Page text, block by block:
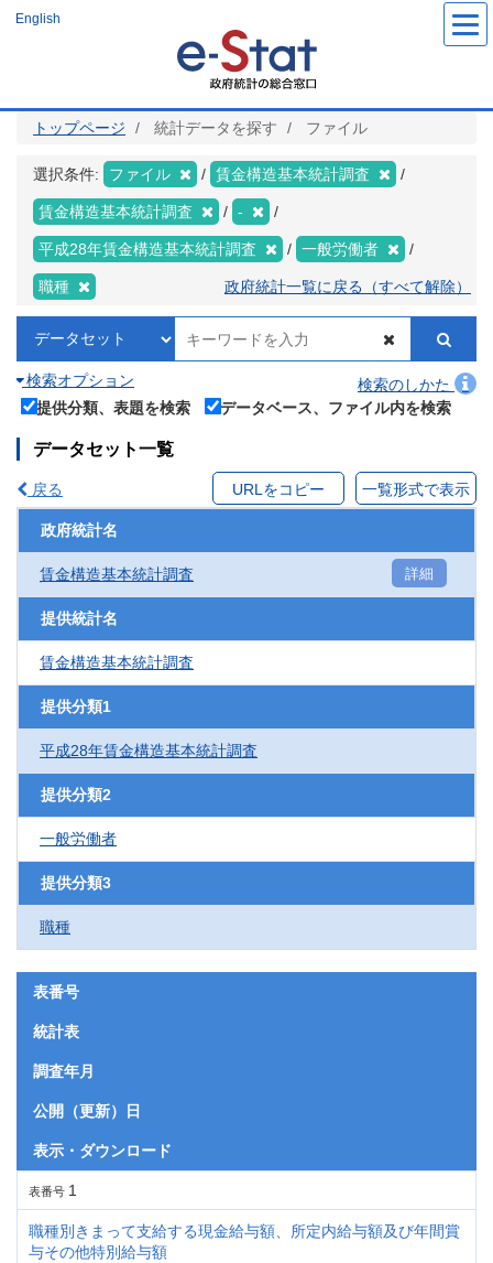
ツ
English
トップページ 統計データを探す ファイル
選択条件: ファイル 賃金構造基本統計調査
賃金構造基本統計調査 -
平成28年賃金構造基本統計調査 一般労働者
職種 政府統計一覧に戻る（すべて解除）
検索オプション
検索のしかた
提供分類、表題を検索
データベース、ファイル内を検索
データセット一覧
戻る URLをコピー 一覧形式で表示
政府統計名
賃金構造基本統計調査 詳細
提供統計名
賃金構造基本統計調査
提供分類1
平成28年賃金構造基本統計調査
提供分類2
一般労働者
提供分類3
職種
表番号
統計表
調査年月
公開（更新）日
表示・ダウンロード
表番号 1
職種別きまって支給する現金給与額、所定内給与額及び年間賞
与その他特別給与額